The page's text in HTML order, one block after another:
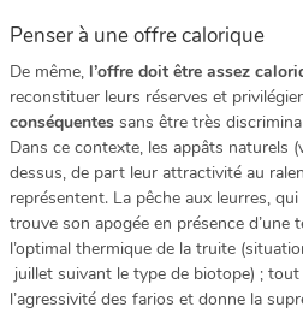
Penser à une offre calorique
De même, l’offre doit être assez
reconstituer leurs réserves et
conséquentes sans être très
Dans ce contexte, les appâts naturels
dessus, de part leur attractivité au
représentent. La pêche aux leurres,
trouve son apogée en présence d’une
l’optimal thermique de la truite
juillet suivant le type de biotope) ;
l’agressivité des farios et donne la